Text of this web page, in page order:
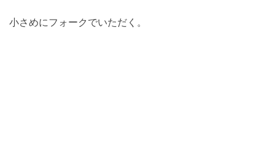
小さめにフォークでいただく。